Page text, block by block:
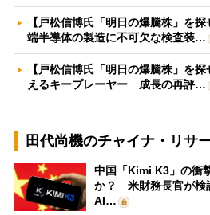
【戸松信博氏「明日の爆騰株」を
端半導体の製造に不可欠な検査装…
【戸松信博氏「明日の爆騰株」を
えるキープレーヤー 成長の再評…
田代尚機のチャイナ・リサ
中国「Kimi K3」の衝
か？ 米財務長官が検
AI…